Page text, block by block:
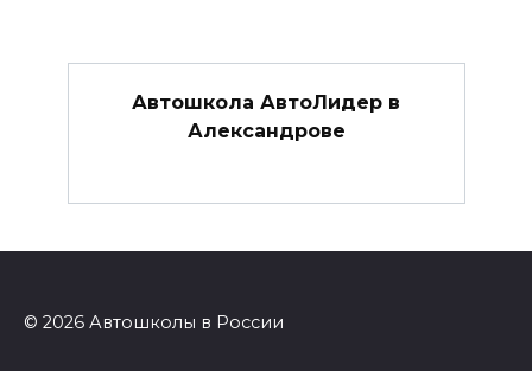
Автошкола АвтоЛидер в
Александрове
© 2026 Автошколы в России